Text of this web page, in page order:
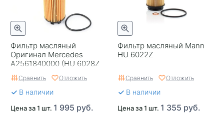
Фильтр масляный
Оригинал Mercedes
A2561840000 (HU 6028Z
Mann) Германия
Сравнить Отложить
В наличии
Цена за 1 шт. 1 995 руб.
Фильтр масляный Mann
HU 6022Z
Сравнить Отложить
В наличии
Цена за 1 шт. 1 355 руб.